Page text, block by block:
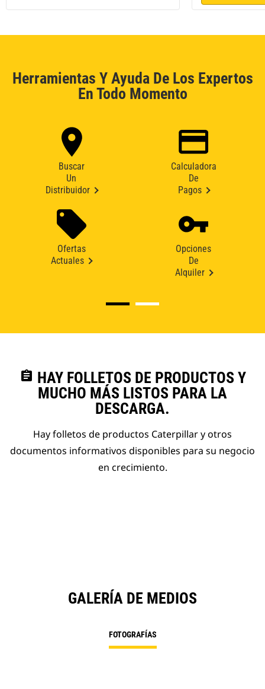
Herramientas Y Ayuda De Los Expertos
En Todo Momento
Buscar
Un
Distribuidor
Calculadora
De
Pagos
Ofertas
Actuales
Opciones
De
Alquiler
assignment HAY FOLLETOS DE PRODUCTOS Y
MUCHO MÁS LISTOS PARA LA
DESCARGA.
Hay folletos de productos Caterpillar y otros
documentos informativos disponibles para su negocio
en crecimiento.
GALERÍA DE MEDIOS
FOTOGRAFÍAS